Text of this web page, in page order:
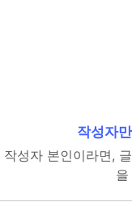
작성자
작성자 본인이라면,